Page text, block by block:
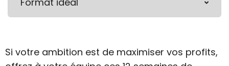
Si votre ambition est de maximiser vos profits,